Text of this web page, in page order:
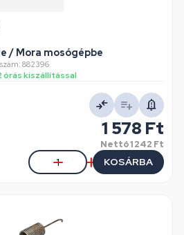
/ Mora mosógépbe
882396
órás kiszállítással
1 578 Ft
Nettó1 242 Ft
KOSÁRBA